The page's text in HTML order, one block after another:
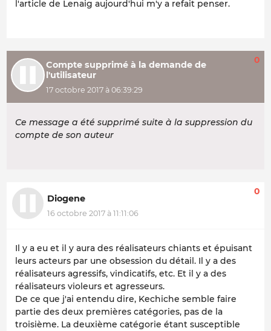
l'article de Lenaig aujourd'hui m'y a refait penser.
Compte supprimé à la demande de
l'utilisateur
17 octobre 2017 à 06:39:29
0
Ce message a été supprimé suite à la suppression du
compte de son auteur
Diogene
16 octobre 2017 à 11:11:06
0
Il y a eu et il y aura des réalisateurs chiants et épuisant
leurs acteurs par une obsession du détail. Il y a des
réalisateurs agressifs, vindicatifs, etc. Et il y a des
réalisateurs violeurs et agresseurs.
De ce que j'ai entendu dire, Kechiche semble faire
partie des deux premières catégories, pas de la
troisième. La deuxième catégorie étant susceptible